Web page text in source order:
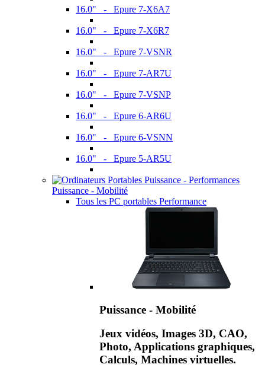
16.0" - Epure 7-X6A7
16.0" - Epure 7-X6R7
16.0" - Epure 7-VSNR
16.0" - Epure 7-AR7U
16.0" - Epure 7-VSNP
16.0" - Epure 6-AR6U
16.0" - Epure 6-VSNN
16.0" - Epure 5-AR5U
Puissance - Mobilité
Tous les PC portables Performance
Puissance - Mobilité
Jeux vidéos, Images 3D, CAO,
Photo, Applications graphiques,
Calculs, Machines virtuelles.